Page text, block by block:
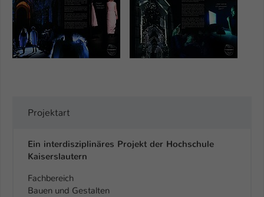
Projektart
Ein interdisziplinäres Projekt der Hochschule
Kaiserslautern
Fachbereich
Bauen und Gestalten